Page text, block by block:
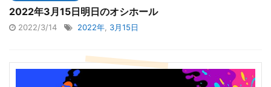
2022年3月15日明日のオシホール
2022/3/14 2022年 3月15日